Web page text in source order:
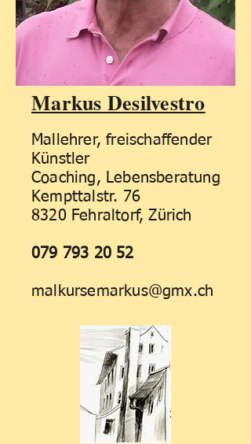
Markus Desilvestro
Mallehrer, freischaffender
Künstler
Coaching, Lebensberatung
Kempttalstr. 76
8320 Fehraltorf, Zürich
079 793 20 52
malkursemarkus@gmx.ch